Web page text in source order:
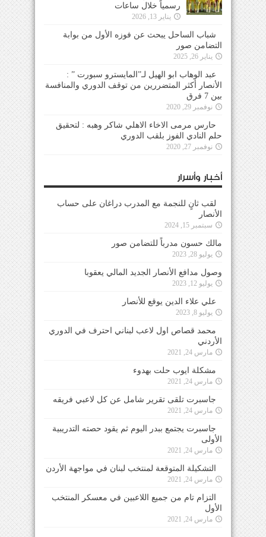
رسمياً خلال ساعات
يناير 13, 2026
شباب الساحل يبحث عن فوزه الأول من بوابة
التضامن صور
يناير 26, 2025
عبد الوهاب ابو الهيل لـ”المايسترو سبورت ” :
الأنصار أكثر المتضررين من توقف الدوري والمنافسة
بين 7 فرق
نوفمبر 29, 2020
حارس مرمى الاخاء الاهلي شاكر وهبه : لتحقيق
حلم النادي الفوز بلقب الدوري
نوفمبر 27, 2020
أخبار وأسرار
لقب ثانٍ للنجمة مع المدرب دراغان على حساب
الأنصار
سبتمبر 15, 2024
مالك حسون مدرباً للتضامن صور
يوليو 28, 2023
وصول مدافع الأنصار الجديد المالي يعقوبا
يوليو 12, 2023
علي علاء الدين يوقع للأنصار
يوليو 8, 2023
محمد قصاص اول لاعب لبناني احترف في الدوري
الأردني
مارس 24, 2021
مشكلة ايوب حلت بهدوء
مارس 24, 2021
جاسبرت تلقى تقرير شامل عن كل لاعبي فريقه
مارس 24, 2021
جاسبرت يجتمع ببدر اليوم ثم يقود حصته التدريبية
الأولى
مارس 24, 2021
التشكيلة المتوقعة لمنتخب لبنان في مواجهة الأردن
مارس 24, 2021
التزام تام من جميع اللاعبين في معسكر المنتخب
الأول
مارس 24, 2021